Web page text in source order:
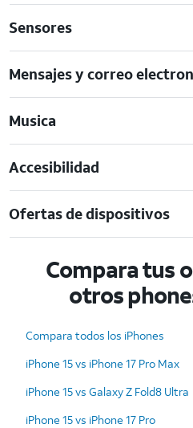
Sensores
Mensajes y correo
Musica
Accesibilidad
Ofertas de dispositivos
Compara tus
otros
Compara todos los iPhones
iPhone 15 vs iPhone 17 Pro Max
iPhone 15 vs Galaxy Z Fold8 Ultra
iPhone 15 vs iPhone 17 Pro